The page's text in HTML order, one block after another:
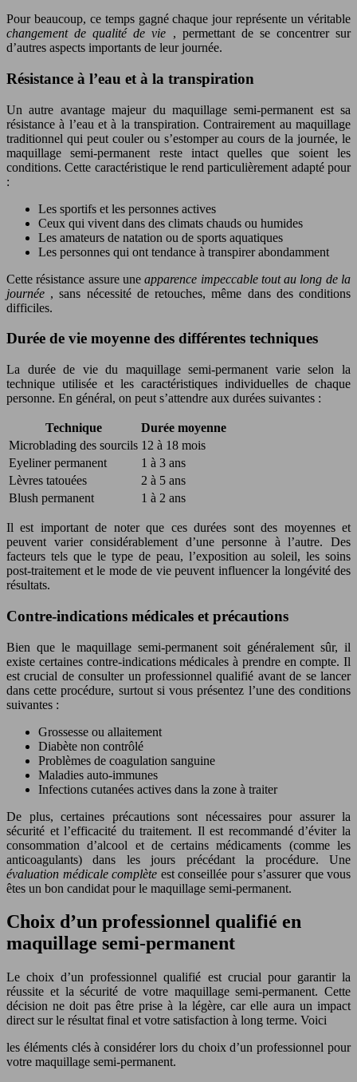
Pour beaucoup, ce temps gagné chaque jour représente un véritable
changement de qualité de vie , permettant de se concentrer sur
d’autres aspects importants de leur journée.
Résistance à l’eau et à la transpiration
Un autre avantage majeur du maquillage semi-permanent est sa
résistance à l’eau et à la transpiration. Contrairement au maquillage
traditionnel qui peut couler ou s’estomper au cours de la journée, le
maquillage semi-permanent reste intact quelles que soient les
conditions. Cette caractéristique le rend particulièrement adapté pour
:
Les sportifs et les personnes actives
Ceux qui vivent dans des climats chauds ou humides
Les amateurs de natation ou de sports aquatiques
Les personnes qui ont tendance à transpirer abondamment
Cette résistance assure uneapparence impeccable tout au long de la
journée , sans nécessité de retouches, même dans des conditions
difficiles.
Durée de vie moyenne des différentes techniques
La durée de vie du maquillage semi-permanent varie selon la
technique utilisée et les caractéristiques individuelles de chaque
personne. En général, on peut s’attendre aux durées suivantes :
Technique
Durée moyenne
Microblading des sourcils 12 à 18 mois
Eyeliner permanent
1 à 3 ans
Lèvres tatouées
2 à 5 ans
Blush permanent
1 à 2 ans
Il est important de noter que ces durées sont des moyennes et
peuvent varier considérablement d’une personne à l’autre. Des
facteurs tels que le type de peau, l’exposition au soleil, les soins
post-traitement et le mode de vie peuvent influencer la longévité des
résultats.
Contre-indications médicales et précautions
Bien que le maquillage semi-permanent soit généralement sûr, il
existe certaines contre-indications médicales à prendre en compte. Il
est crucial de consulter un professionnel qualifié avant de se lancer
dans cette procédure, surtout si vous présentez l’une des conditions
suivantes :
Grossesse ou allaitement
Diabète non contrôlé
Problèmes de coagulation sanguine
Maladies auto-immunes
Infections cutanées actives dans la zone à traiter
De plus, certaines précautions sont nécessaires pour assurer la
sécurité et l’efficacité du traitement. Il est recommandé d’éviter la
consommation d’alcool et de certains médicaments (comme les
anticoagulants) dans les jours précédant la procédure. Une
évaluation médicale complète est conseillée pour s’assurer que vous
êtes un bon candidat pour le maquillage semi-permanent.
Choix d’un professionnel qualifié en
maquillage semi-permanent
Le choix d’un professionnel qualifié est crucial pour garantir la
réussite et la sécurité de votre maquillage semi-permanent. Cette
décision ne doit pas être prise à la légère, car elle aura un impact
direct sur le résultat final et votre satisfaction à long terme. Voici
les éléments clés à considérer lors du choix d’un professionnel pour
votre maquillage semi-permanent.